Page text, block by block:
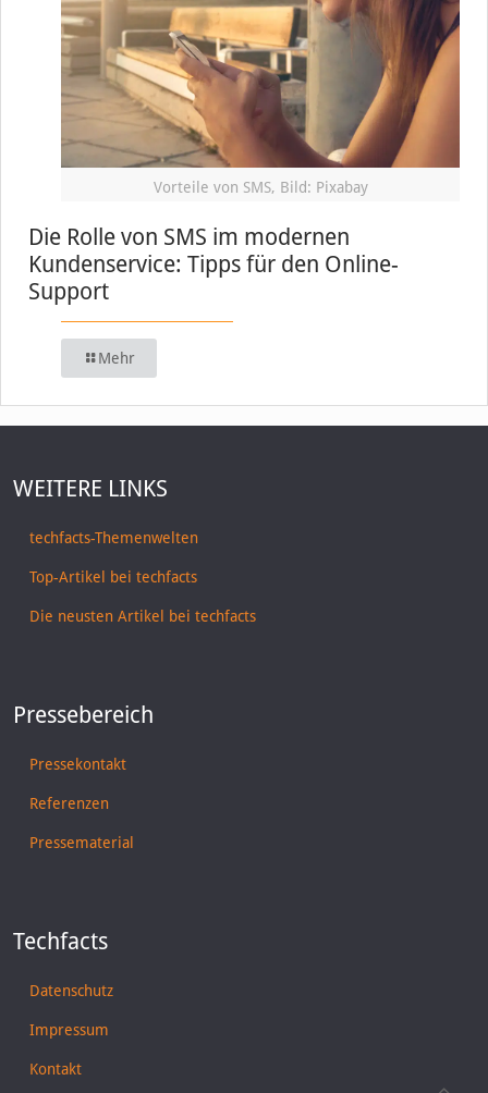
Vorteile von SMS, Bild: Pixabay
Die Rolle von SMS im modernen
Kundenservice: Tipps für den Online-
Support
Mehr
WEITERE LINKS
techfacts-Themenwelten
Top-Artikel bei techfacts
Die neusten Artikel bei techfacts
Pressebereich
Pressekontakt
Referenzen
Pressematerial
Techfacts
Datenschutz
Impressum
Kontakt